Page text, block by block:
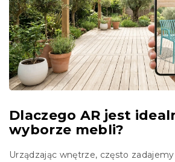
Dlaczego AR jest
wyborze mebli?
Urządzając wnętrze, często